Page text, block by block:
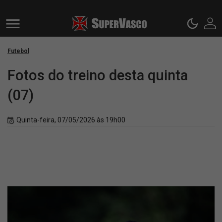
Futebol
Fotos do treino desta quinta
(07)
Quinta-feira, 07/05/2026 às 19h00